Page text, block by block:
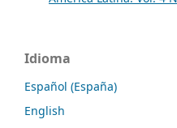
Idioma
Español (España)
English